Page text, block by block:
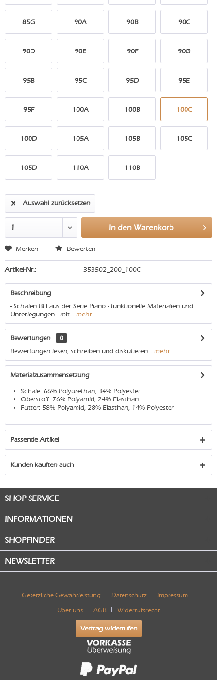
85G 90A 90B 90C
90D 90E 90F 90G
95B 95C 95D 95E
95F 100A 100B 100C
100D 105A 105B 105C
105D 110A 110B
Auswahl zurücksetzen
In den Warenkorb
Merken Bewerten
Artikel-Nr.: 353502_200_100C
Beschreibung
- Schalen BH aus der Serie Piano - funktionelle Materialien und
Unterlegungen - mit... mehr
Bewertungen
0
Bewertungen lesen, schreiben und diskutieren... mehr
Materialzusammensetzung
Schale: 66% Polyurethan, 34% Polyester
Oberstoff: 76% Polyamid, 24% Elasthan
Futter: 58% Polyamid, 28% Elasthan, 14% Polyester
Passende Artikel
Kunden kauften auch
SHOP SERVICE
INFORMATIONEN
SHOPFINDER
NEWSLETTER
Gesetzliche Gewährleistung Datenschutz Impressum
Über uns AGB Widerrufsrecht
Vertrag widerrufen